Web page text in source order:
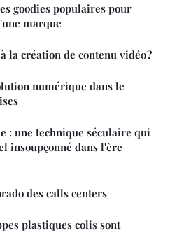
goodies populaires pour
marque
la création de contenu vidéo ?
numérique dans le
: une technique séculaire qui
insoupçonné dans l'ère
des calls centers
plastiques colis sont